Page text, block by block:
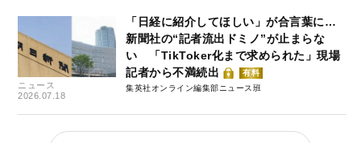
ニュース
2026.07.18
「日経に紹介してほしい」が合言葉に…
新聞社の“記者流出ドミノ”が止まらな
い 「TikToker化まで求められた」現場
記者から不満続出
有料
集英社オンライン編集部ニュース班